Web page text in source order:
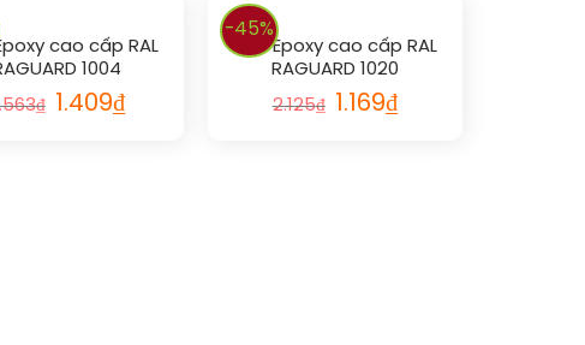
cao cấp RAL
1004
₫ 1.409₫
-45%
Sơn Epoxy cao cấp RAL
RAGUARD 1020
2.125₫ 1.169₫